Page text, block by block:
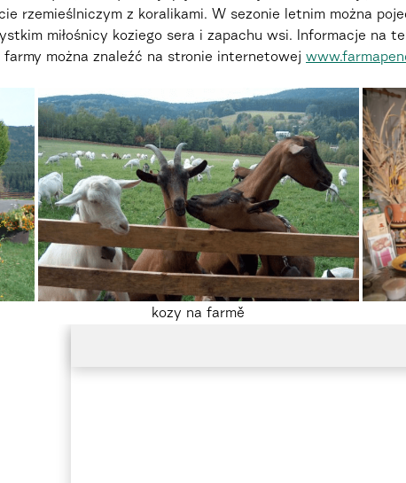
rzemieślniczym z koralikami. W sezonie letnim można
miłośnicy koziego sera i zapachu wsi. Informacje na
można znaleźć na stronie internetowej
kozy na farmě